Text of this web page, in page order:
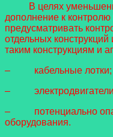
В целях
дополнение к
предусматривать
отдельных
таким конструкциям и
– кабельные лотки;
–
– потенциально
оборудования.